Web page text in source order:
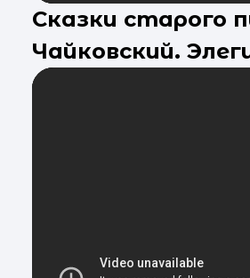
Сказки старого
Чайковский.